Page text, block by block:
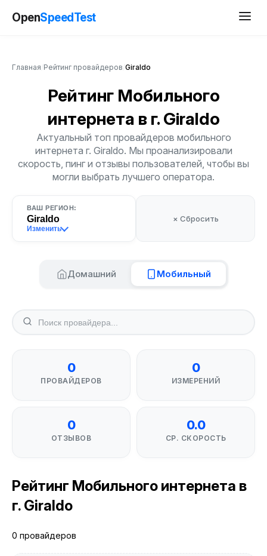
OpenSpeedTest
Главная Рейтинг провайдеров Giraldo
Рейтинг Мобильного
интернета в г. Giraldo
Актуальный топ провайдеров мобильного
интернета г. Giraldo. Мы проанализировали
скорость, пинг и отзывы пользователей, чтобы вы
могли выбрать лучшего оператора.
ВАШ РЕГИОН:
Giraldo
Изменить
× Сбросить
Домашний Мобильный
0
ПРОВАЙДЕРОВ
0
ИЗМЕРЕНИЙ
0
ОТЗЫВОВ
0.0
СР. СКОРОСТЬ
Рейтинг Мобильного интернета в
г. Giraldo
0 провайдеров